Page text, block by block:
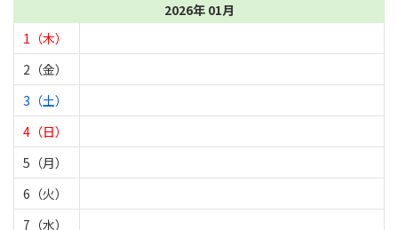
2026年 01月
1（木）
2（金）
3（土）
4（日）
5（月）
6（火）
7（水）